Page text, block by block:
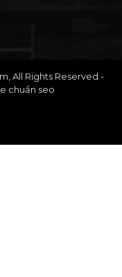
All Rights Reserved -
chuẩn seo